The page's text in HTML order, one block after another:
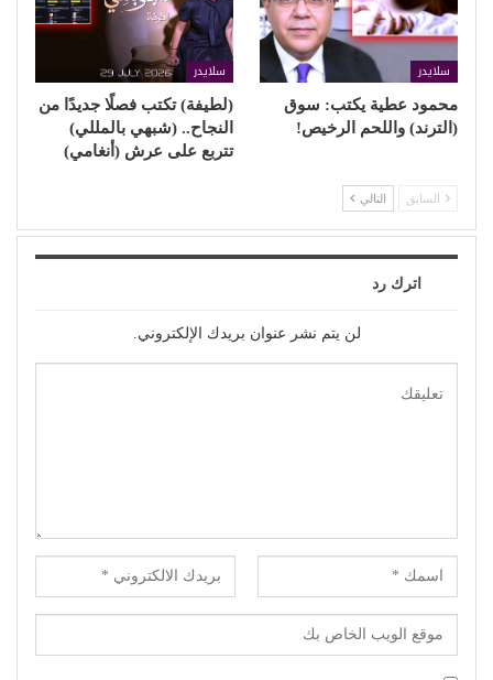
سلايدر
محمود عطية يكتب: سوق
(الترند) واللحم الرخيص!
سلايدر
(لطيفة) تكتب فصلًا جديدًا من
النجاح.. (شبهي بالمللي)
تتربع على عرش (أنغامي)
السابق التالي
اترك رد
لن يتم نشر عنوان بريدك الإلكتروني.